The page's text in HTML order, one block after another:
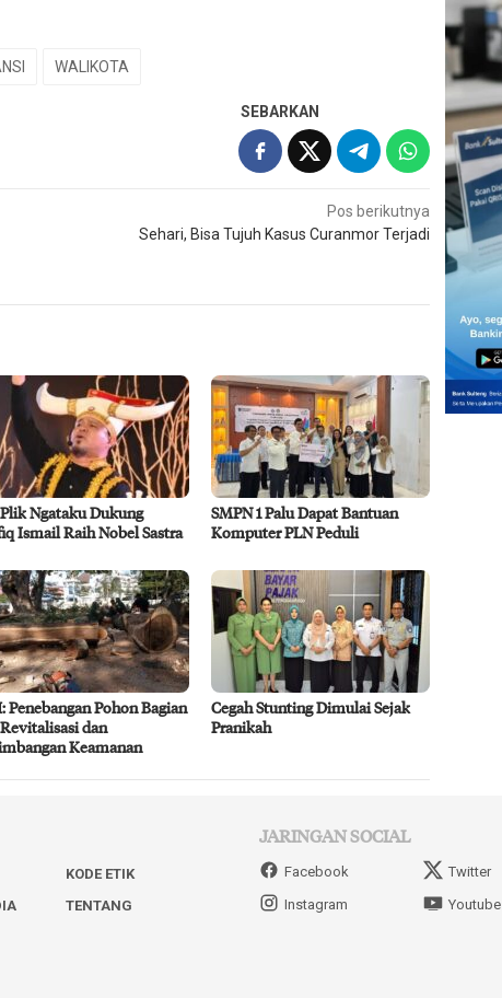
WALIKOTA
SEBARKAN
Pos berikutnya
Sehari, Bisa Tujuh Kasus Curanmor Terjadi
Ngataku Dukung
Ismail Raih Nobel Sastra
SMPN 1 Palu Dapat Bantuan
Komputer PLN Peduli
Penebangan Pohon Bagian
dan
Keamanan
Cegah Stunting Dimulai Sejak
Pranikah
KODE ETIK
TENTANG
JARINGAN SOCIAL
Facebook Twitter
Instagram
Youtube